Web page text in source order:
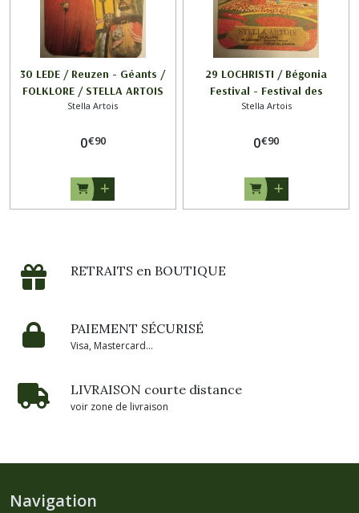
30 LEDE / Reuzen - Géants /
FOLKLORE / STELLA ARTOIS
Stella Artois
0€90
29 LOCHRISTI / Bégonia
Festival - Festival des
Bégonias / FOLKLORE /
Stella Artois
0€90
RETRAITS en BOUTIQUE
PAIEMENT SÉCURISÉ
Visa, Mastercard...
LIVRAISON courte distance
voir zone de livraison
Navigation